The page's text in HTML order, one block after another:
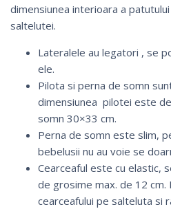
dimensiunea interioara a
saltelutei.
Lateralele au legatori , se
ele.
Pilota si perna de somn
dimensiunea pilotei este
somn 30×33 cm.
Perna de somn este slim,
bebelusii nu au voie se
Cearceaful este cu elastic,
de grosime max. de 12 cm.
cearceafului pe salteluta si